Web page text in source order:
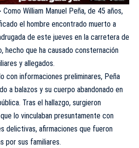
Como William Manuel Peña, de 45 años,
el hombre encontrado muerto a
de este jueves en la carretera de
hecho que ha causado consternación
y allegados.
con informaciones preliminares, Peña
a balazos y su cuerpo abandonado en
Tras el hallazgo, surgieron
lo vinculaban presuntamente con
delictivas, afirmaciones que fueron
por sus familiares.